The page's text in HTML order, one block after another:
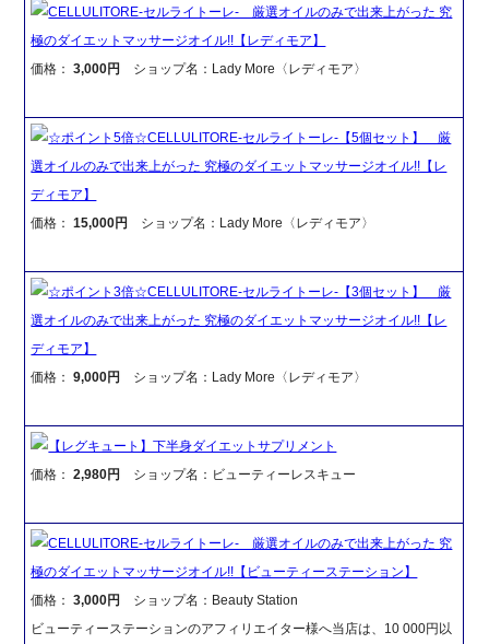
CELLULITORE-セルライトーレ- 厳選オイルのみで出来上がった 究
極のダイエットマッサージオイル!!【レディモア】
価格：3,000円 ショップ名：Lady More〈レディモア〉
☆ポイント5倍☆CELLULITORE-セルライトーレ-【5個セット】 厳
選オイルのみで出来上がった 究極のダイエットマッサージオイル!!【レ
ディモア】
価格：15,000円 ショップ名：Lady More〈レディモア〉
☆ポイント3倍☆CELLULITORE-セルライトーレ-【3個セット】 厳
選オイルのみで出来上がった 究極のダイエットマッサージオイル!!【レ
ディモア】
価格：9,000円 ショップ名：Lady More〈レディモア〉
【レグキュート】下半身ダイエットサプリメント
価格：2,980円 ショップ名：ビューティーレスキュー
CELLULITORE-セルライトーレ- 厳選オイルのみで出来上がった 究
極のダイエットマッサージオイル!!【ビューティーステーション】
価格：3,000円
ショップ名：Beauty Station
ビューティーステーションのアフィリエイター様へ当店は、10 000円以